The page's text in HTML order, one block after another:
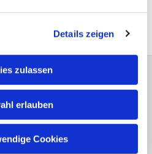
Details zeigen
zulassen
erlauben
Cookies
1 - 2026